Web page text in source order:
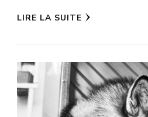
LIRE LA SUITE